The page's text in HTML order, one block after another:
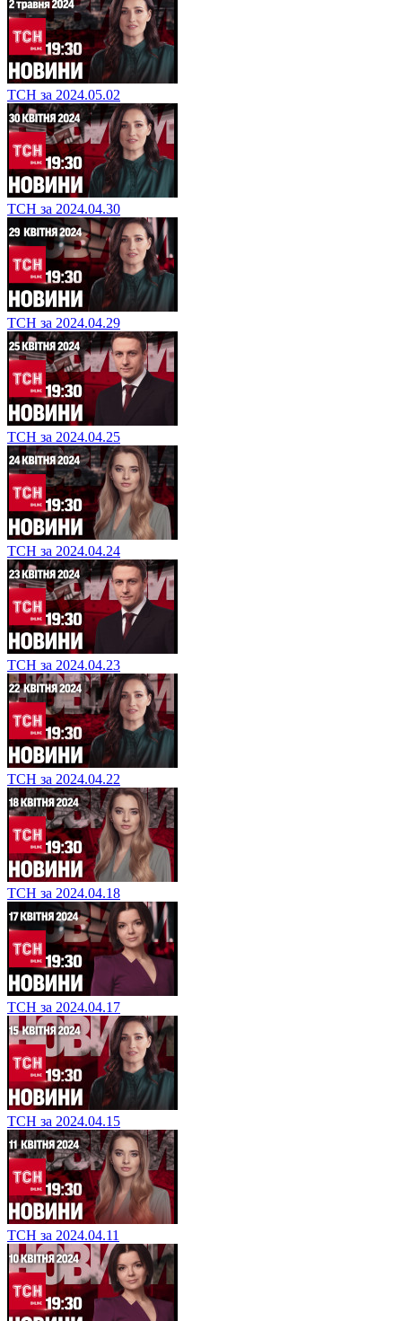
ТСН за 2024.05.02
ТСН за 2024.04.30
ТСН за 2024.04.29
ТСН за 2024.04.25
ТСН за 2024.04.24
ТСН за 2024.04.23
ТСН за 2024.04.22
ТСН за 2024.04.18
ТСН за 2024.04.17
ТСН за 2024.04.15
ТСН за 2024.04.11